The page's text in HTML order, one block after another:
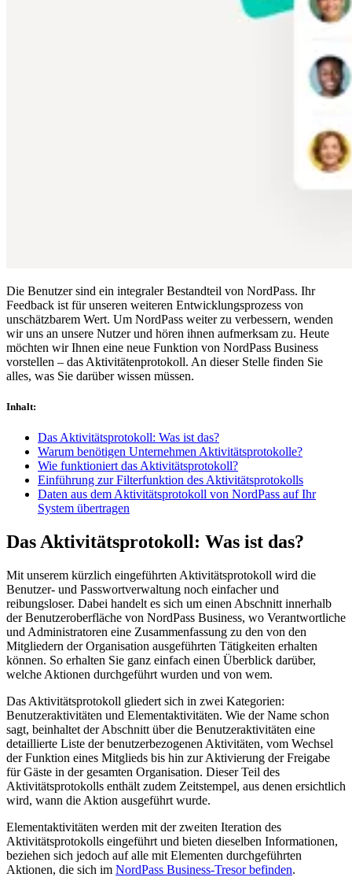
Die Benutzer sind ein integraler Bestandteil von NordPass. Ihr
Feedback ist für unseren weiteren Entwicklungsprozess von
unschätzbarem Wert. Um NordPass weiter zu verbessern, wenden
wir uns an unsere Nutzer und hören ihnen aufmerksam zu. Heute
möchten wir Ihnen eine neue Funktion von NordPass Business
vorstellen – das Aktivitätenprotokoll. An dieser Stelle finden Sie
alles, was Sie darüber wissen müssen.
Inhalt:
Das Aktivitätsprotokoll: Was ist das?
Warum benötigen Unternehmen Aktivitätsprotokolle?
Wie funktioniert das Aktivitätsprotokoll?
Einführung zur Filterfunktion des Aktivitätsprotokolls
Daten aus dem Aktivitätsprotokoll von NordPass auf Ihr
System übertragen
Das Aktivitätsprotokoll: Was ist das?
Mit unserem kürzlich eingeführten Aktivitätsprotokoll wird die
Benutzer- und Passwortverwaltung noch einfacher und
reibungsloser. Dabei handelt es sich um einen Abschnitt innerhalb
der Benutzeroberfläche von NordPass Business, wo Verantwortliche
und Administratoren eine Zusammenfassung zu den von den
Mitgliedern der Organisation ausgeführten Tätigkeiten erhalten
können. So erhalten Sie ganz einfach einen Überblick darüber,
welche Aktionen durchgeführt wurden und von wem.
Das Aktivitätsprotokoll gliedert sich in zwei Kategorien:
Benutzeraktivitäten und Elementaktivitäten. Wie der Name schon
sagt, beinhaltet der Abschnitt über die Benutzeraktivitäten eine
detaillierte Liste der benutzerbezogenen Aktivitäten, vom Wechsel
der Funktion eines Mitglieds bis hin zur Aktivierung der Freigabe
für Gäste in der gesamten Organisation. Dieser Teil des
Aktivitätsprotokolls enthält zudem Zeitstempel, aus denen ersichtlich
wird, wann die Aktion ausgeführt wurde.
Elementaktivitäten werden mit der zweiten Iteration des
Aktivitätsprotokolls eingeführt und bieten dieselben Informationen,
beziehen sich jedoch auf alle mit Elementen durchgeführten
Aktionen, die sich im NordPass Business-Tresor befinden.